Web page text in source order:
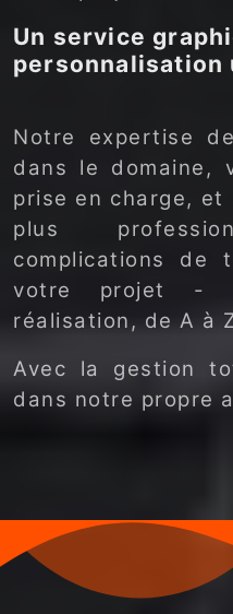
Un service
Notre expertise
dans le domaine,
prise en charge, et
plus
complications de
votre projet -
réalisation, de A à
Avec la gestion
dans notre propre